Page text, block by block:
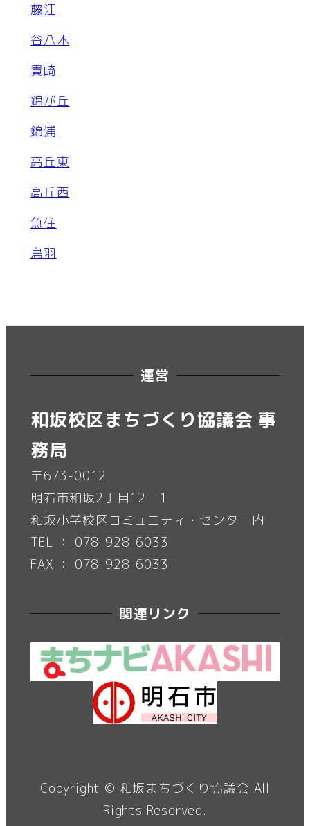
藤江
谷八木
貴崎
錦が丘
錦浦
高丘東
高丘西
魚住
鳥羽
運営
和坂校区まちづくり協議会 事
務局
〒673-0012
明石市和坂2丁目12－1
和坂小学校区コミュニティ・センター内
TEL ： 078-928-6033
FAX ： 078-928-6033
関連リンク
Copyright © 和坂まちづくり協議会 All
Rights Reserved.